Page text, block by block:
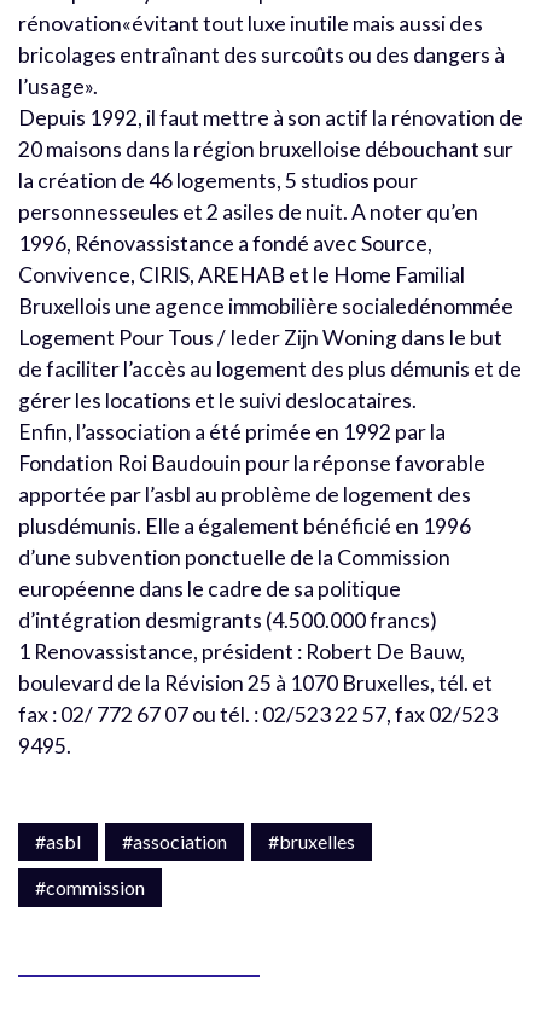
rénovation«évitant tout luxe inutile mais aussi des
bricolages entraînant des surcoûts ou des dangers à
l’usage».
Depuis 1992, il faut mettre à son actif la rénovation de
20 maisons dans la région bruxelloise débouchant sur
la création de 46 logements, 5 studios pour
personnesseules et 2 asiles de nuit. A noter qu’en
1996, Rénovassistance a fondé avec Source,
Convivence, CIRIS, AREHAB et le Home Familial
Bruxellois une agence immobilière socialedénommée
Logement Pour Tous / Ieder Zijn Woning dans le but
de faciliter l’accès au logement des plus démunis et de
gérer les locations et le suivi deslocataires.
Enfin, l’association a été primée en 1992 par la
Fondation Roi Baudouin pour la réponse favorable
apportée par l’asbl au problème de logement des
plusdémunis. Elle a également bénéficié en 1996
d’une subvention ponctuelle de la Commission
européenne dans le cadre de sa politique
d’intégration desmigrants (4.500.000 francs)
1 Renovassistance, président : Robert De Bauw,
boulevard de la Révision 25 à 1070 Bruxelles, tél. et
fax : 02/ 772 67 07 ou tél. : 02/523 22 57, fax 02/523
9495.
#asbl #association
#bruxelles
#commission